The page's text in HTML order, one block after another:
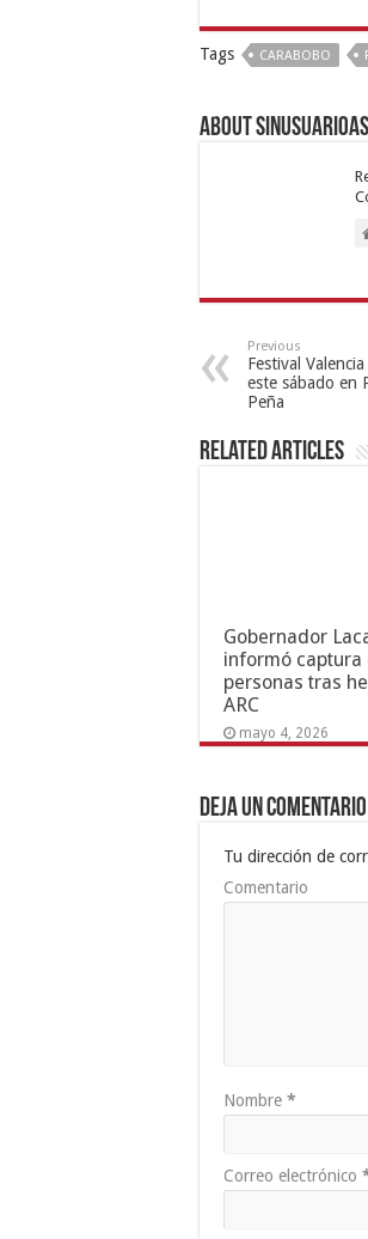
Tags CARABOBO
About
Previous
Festival
este sábado en
Peña
Related Articles
Gobernador
informó captura
personas tras
ARC
mayo 4, 2026
Deja un comentario
Tu dirección de
Comentario
Nombre *
Correo electrónico